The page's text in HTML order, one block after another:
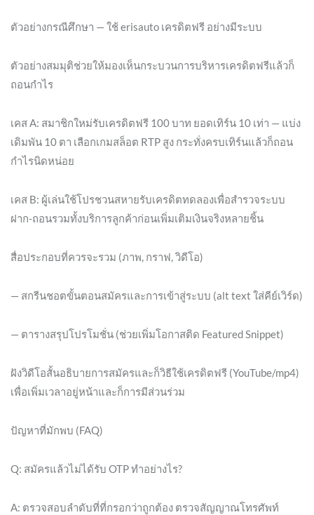
ตัวอย่างกรณีศึกษา — ใช้ erisauto เครดิตฟรี อย่างมีระบบ
ตัวอย่างสมมุติช่วยให้มองเห็นกระบวนการบริหารเครดิตฟรีแล้วก็
ถอนกำไร
เคส A: สมาชิกใหม่รับเครดิตฟรี 100 บาท ยอดเทิร์น 10 เท่า — แบ่ง
เดิมพัน 10 ตา เลือกเกมสล็อต RTP สูง กระทั่งครบเทิร์นแล้วก็ถอน
กำไรนิดหน่อย
เคส B: ผู้เล่นใช้โปรชวนสหายรับเครดิตทดลองเพื่อสำรวจระบบ
ฝาก-ถอนรวมทั้งบริการลูกค้าก่อนเพิ่มเติมเงินจริงหลายชิ้น
สื่อประกอบที่ควรจะรวม (ภาพ, กราฟ, วิดีโอ)
— สกรีนชอตขั้นตอนสมัครและการเข้าสู่ระบบ (alt text ใส่คีย์เวิร์ด)
— ตารางสรุปโปรโมชั่น (ช่วยเพิ่มโอกาสติด Featured Snippet)
ฝังวิดีโอสั้นอธิบายการสมัครและก็วิธีใช้เครดิตฟรี (YouTube/mp4)
เพื่อเพิ่มเวลาอยู่หน้าและก็การมีส่วนร่วม
ปัญหาที่มักพบ (FAQ)
Q: สมัครแล้วไม่ได้รับ OTP ทำอย่างไร?
A: ตรวจสอบลำดับที่ที่กรอกว่าถูกต้อง ตรวจสัญญาณโทรศัพท์